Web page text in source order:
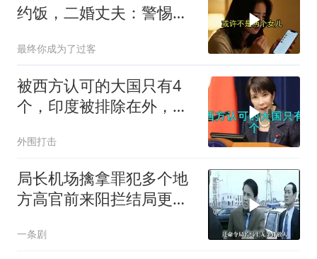
约饭，二婚丈夫：警惕骗
最终你成为了过客
被西方认可的大国只有4
个，印度被排除在外，为
外围打击
局长机场擒拿罪犯多个地
方高官前来阳拦结局更引
一条剧